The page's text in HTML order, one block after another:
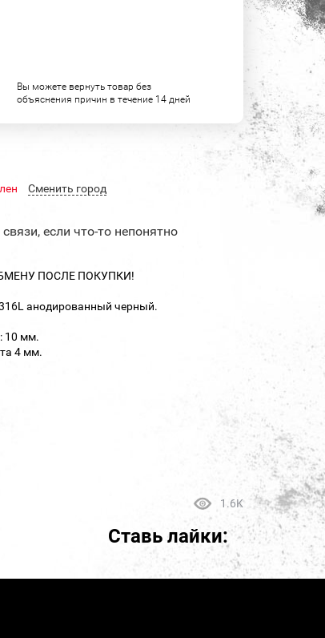
Вы можете вернуть товар без
объяснения причин в течение 14 дней
Cменить город
если что-то непонятно
ПОСЛЕ ПОКУПКИ!
анодированный черный.
10 мм.
4 мм.
1.6K
Ставь лайки: